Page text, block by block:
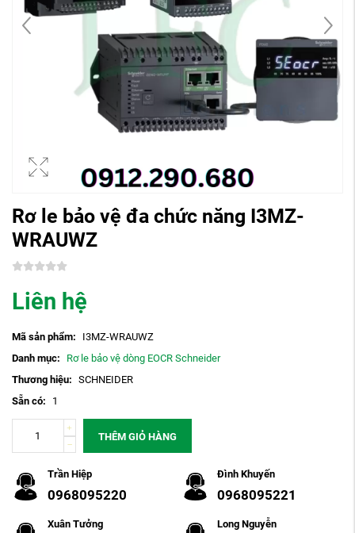
Rơ le bảo vệ đa chức năng I3MZ-
WRAUWZ
Liên hệ
Mã sản phẩm:
I3MZ-WRAUWZ
Danh mục:
Rơ le bảo vệ dòng EOCR Schneider
Thương hiệu: SCHNEIDER
Sẵn có:
1
THÊM GIỎ HÀNG
Trần Hiệp
0968095220
Đình Khuyến
0968095221
Xuân Tưởng Long Nguyễn